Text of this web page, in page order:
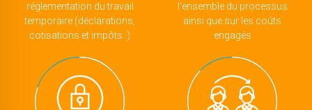
réglementation du travail
temporaire (déclarations,
cotisations et impôts..)
l’ensemble du processus
ainsi que sur les coûts
engagés